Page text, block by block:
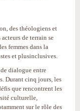
des théologiens et
de terrain se
femmes dans la
et plusinclusives.
dialogue entre
Durant cinq jours, les
que rencontrent les
culturelle,
sur le rôle des